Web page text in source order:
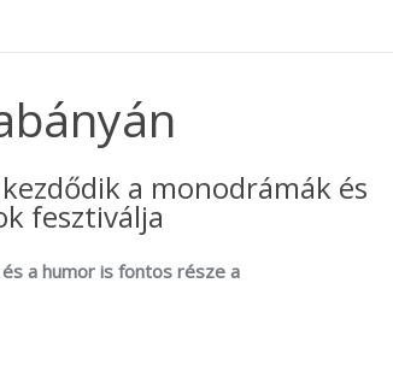
a monodrámák és
fesztiválja
a humor is fontos része a